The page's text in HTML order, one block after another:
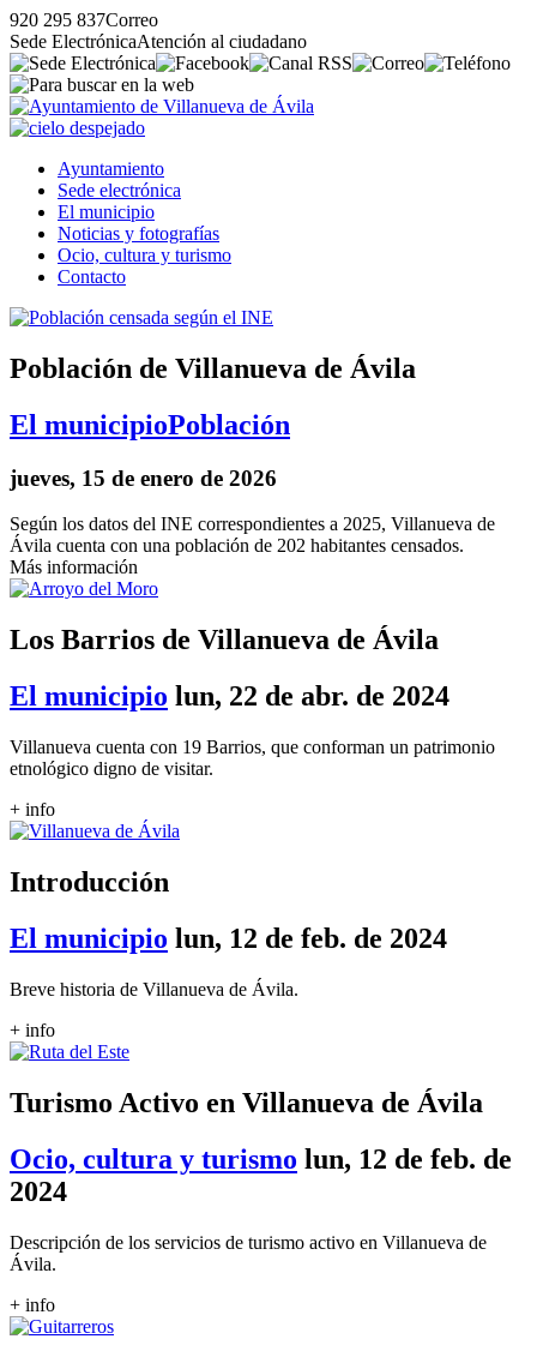
920 295 837Correo
Sede ElectrónicaAtención al ciudadano
Ayuntamiento
Sede electrónica
El municipio
Noticias y fotografías
Ocio, cultura y turismo
Contacto
Población de Villanueva de Ávila
El municipioPoblación
jueves, 15 de enero de 2026
Según los datos del INE correspondientes a 2025, Villanueva de
Ávila cuenta con una población de 202 habitantes censados.
Más información
Los Barrios de Villanueva de Ávila
El municipio lun, 22 de abr. de 2024
Villanueva cuenta con 19 Barrios, que conforman un patrimonio
etnológico digno de visitar.
+ info
Introducción
El municipio lun, 12 de feb. de 2024
Breve historia de Villanueva de Ávila.
+ info
Turismo Activo en Villanueva de Ávila
Ocio, cultura y turismo lun, 12 de feb. de
2024
Descripción de los servicios de turismo activo en Villanueva de
Ávila.
+ info